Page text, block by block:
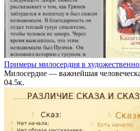
Примеры милосердия в
Милосердие — важнейшая
04.5к.